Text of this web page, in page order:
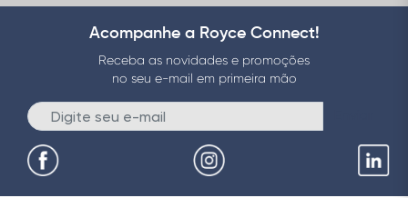
Acompanhe a Royce Connect!
Receba as novidades e promoções
no seu e-mail em primeira mão